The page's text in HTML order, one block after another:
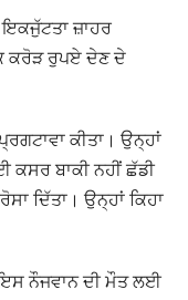
ਜ਼ਾਹਰ
ਕਰੋੜ ਰੁਪਏ ਦੇਣ ਦੇ
ਕੀਤਾ। ਉਨ੍ਹਾਂ
ਕਸਰ ਬਾਕੀ ਨਹੀਂ ਛੱਡੀ
ਦਿੱਤਾ। ਉਨ੍ਹਾਂ ਕਿਹਾ
ਨੌਜਵਾਨ ਦੀ ਮੌਤ ਲਈ